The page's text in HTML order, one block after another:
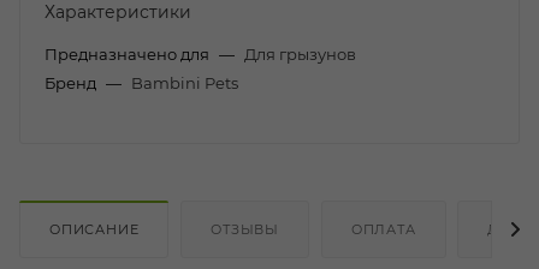
Характеристики
Предназначено для — Для грызунов
Бренд — Bambini Pets
ОПИСАНИЕ ОТЗЫВЫ ОПЛАТА